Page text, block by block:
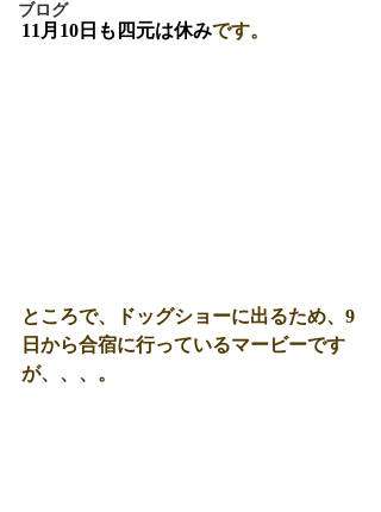
ブログ
11月10日も四元は休みです。
ところで、ドッグショーに出るため、9
日から合宿に行っているマービーです
が、、、。